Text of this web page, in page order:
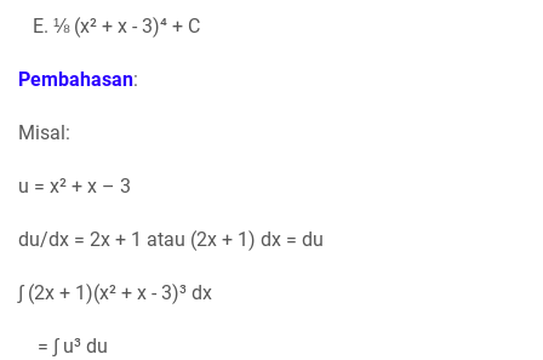
E. ⅛ (x² + x - 3)⁴ + C
Pembahasan:
Misal:
u = x² + x – 3
du/dx = 2x + 1 atau (2x + 1) dx = du
∫ (2x + 1)(x² + x - 3)³ dx
= ∫ u³ du